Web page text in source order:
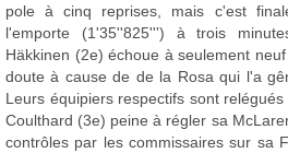
pole à cinq reprises, mais c'est
l'emporte (1'35''825''') à trois
Häkkinen (2e) échoue à seulement
doute à cause de de la Rosa qui l'a
Leurs équipiers respectifs sont
Coulthard (3e) peine à régler sa
contrôles par les commissaires sur sa